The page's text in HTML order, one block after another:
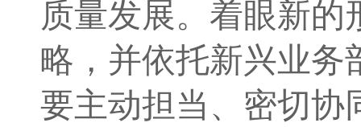
质量发展。着眼新的
略，并依托新兴业务
要主动担当、密切协